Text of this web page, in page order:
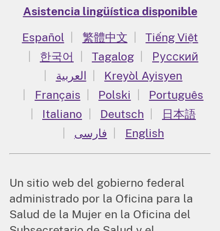
Asistencia lingüística disponible
Español
繁體中文
Tiếng Việt
한국어
Tagalog
Русский
العربية
Kreyòl Ayisyen
Français
Polski
Português
Italiano
Deutsch
日本語
فارسی
English
Un sitio web del gobierno federal
administrado por la Oficina para la
Salud de la Mujer en la Oficina del